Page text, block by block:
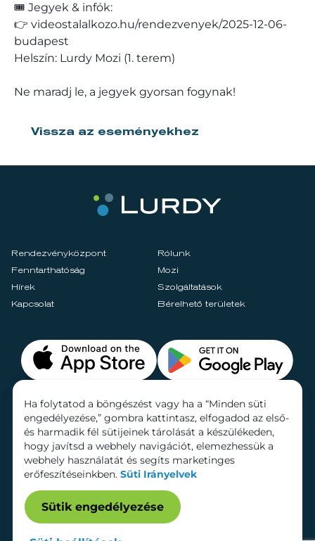
🎟️ Jegyek & infók:
👉 videostalalkozo.hu/rendezvenyek/2025-12-06-
budapest
Helszín: Lurdy Mozi (1. terem)
Ne maradj le, a jegyek gyorsan fogynak!
Vissza az eseményekhez
Rendezvényközpont
Rólunk
Fenntarthatóság
Mozi
Hírek
Szolgáltatások
Kapcsolat
Bérelhető területek
Ha folytatod a böngészést vagy ha a “Minden süti
engedélyezése,” gombra kattintasz, elfogadod az első-
és harmadik fél sütijeinek tárolását a készülékeden,
hogy javítsd a webhely navigációt, elemezhessük a
webhely használatát és segíts marketinges
erőfeszítéseinkben. Süti Irányelvek
Sütik engedélyezése